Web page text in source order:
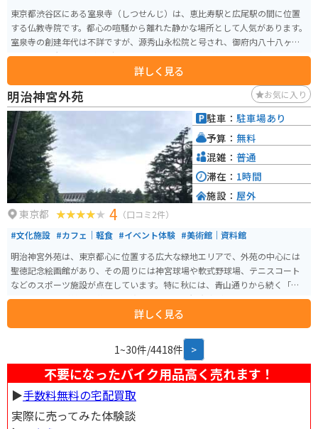
東京都渋谷区にある室泉寺（しつせんじ）は、恵比寿駅と広尾駅の間に位置
する仏教寺院です。都心の喧騒から離れた静かな場所として人気があります。
室泉寺の創建年代は不詳ですが、源秀山永松院と号され、御府内八十八ヶ所
霊場7番札所です。境内は広く、手入れの行き届いた美しい庭園があり、季節
ごとに異なる風景を楽しむことができます。また、室泉寺は歴史的な価値も
高く、本堂や門などの建築物は伝統的な日本の寺院建築の美しさを感じさせ
ます。寺院では様々な宗教行事やイベントが行われています。特に春と秋の季
節には、美しい紅葉や花々が見られ、多くの観光客が訪れます。
詳しく見る
明治神宮外苑 お気に入り
東京都 4 （口コミ2件）
#文化施設 #カフェ｜軽食 #イベント体験 #美術館｜資料館
明治神宮外苑は、東京都心に位置する広大な緑地エリアで、外苑の中心には
聖徳記念絵画館があり、その周りには神宮球場や軟式野球場、テニスコート
などのスポーツ施設が点在しています。特に秋には、青山通りから続く「い
ちょう並木」が美しい黄金色に染まり、多くの観光客が訪れます。スポーツ
イベントや季節ごとのイベントも頻繁に開催されており、訪れるたびに新し
い発見があります。散策やジョギングにも最適な環境で、都会の喧騒を忘れ
詳しく見る
駐車： 駐車場あり
予算： 無料
混雑： 普通
滞在： 1時間
施設： 屋外
1~30件/4418件 >
不要になったバイク用品高く売れます！
▶︎手数料無料の宅配買取
実際に売ってみた体験談